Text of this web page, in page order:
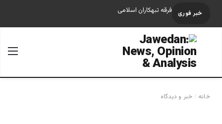
خبر فوری فرقه تبهکاران اسلامی
جستجو برای
خانه / خبر و دیدگاه